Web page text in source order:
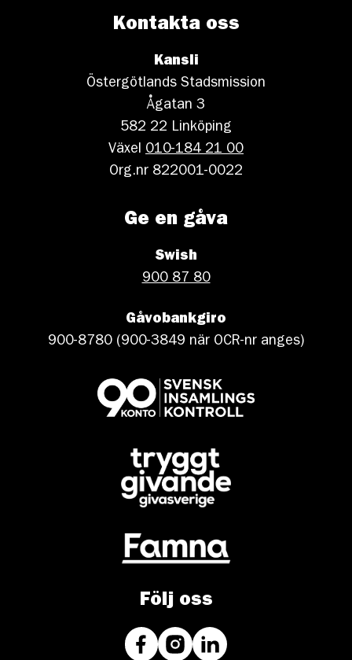
Kontakta oss
Kansli
Östergötlands Stadsmission
Ågatan 3
582 22 Linköping
Växel 010-184 21 00
Org.nr 822001-0022
Ge en gåva
Swish
900 87 80
Gåvobankgiro
900-8780 (900-3849 när OCR-nr anges)
Följ oss